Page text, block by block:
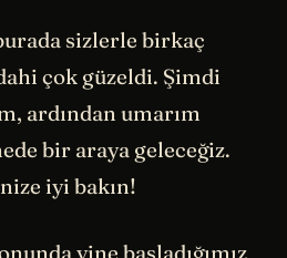
sizlerle birkaç
çok güzeldi. Şimdi
ardından umarım
bir araya geleceğiz.
iyi bakın!
yine başladığımız